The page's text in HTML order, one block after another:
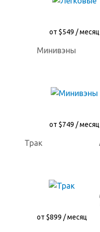
от $549 / месяц
Минивэны
от $749 / месяц
Трак
от $899 / месяц